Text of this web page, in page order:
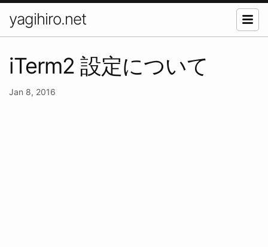
yagihiro.net
iTerm2 設定について
Jan 8, 2016